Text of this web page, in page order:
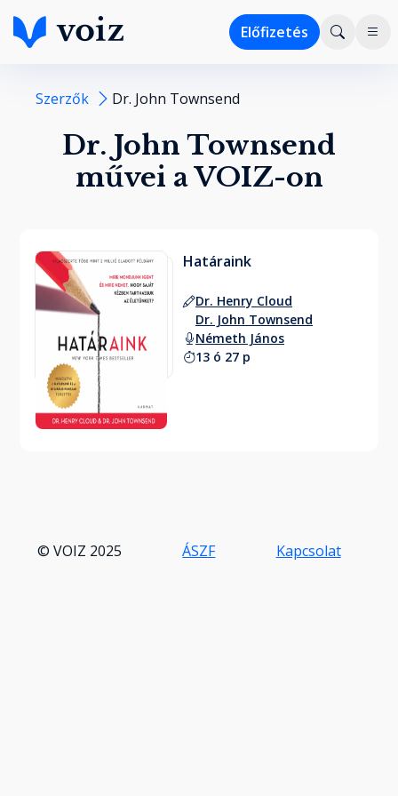
Előfizetés
Szerzők Dr. John Townsend
Dr. John Townsend
művei a VOIZ-on
Határaink
Dr. Henry Cloud
Dr. John Townsend
Németh János
13 ó 27 p
© VOIZ 2025 ÁSZF Kapcsolat